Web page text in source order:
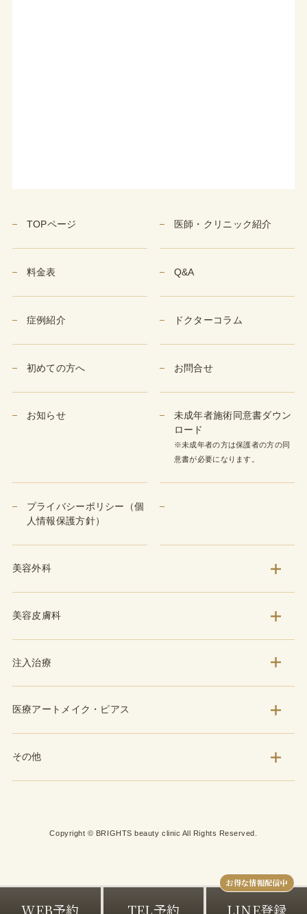
TOPページ 医師・クリニック紹介
料金表 Q&A
症例紹介 ドクターコラム
初めての方へ お問合せ
お知らせ
未成年者施術同意書ダウン
ロード
※未成年者の方は保護者の方の同
意書が必要になります。
プライバシーポリシー（個
人情報保護方針）
美容外科
美容皮膚科
注入治療
医療アートメイク・ピアス
その他
Copyright © BRIGHTS beauty clinic All Rights Reserved.
WEB予約 TEL予約 LINE登録